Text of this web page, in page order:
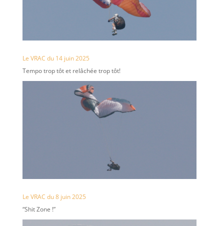
Le VRAC du 14 juin 2025
Tempo trop tôt et relâchée trop tôt!
Le VRAC du 8 juin 2025
“Shit Zone !”